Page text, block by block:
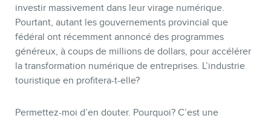
investir massivement dans leur virage numérique.
Pourtant, autant les gouvernements provincial que
fédéral ont récemment annoncé des programmes
généreux, à coups de millions de dollars, pour accélérer
la transformation numérique de entreprises. L’industrie
touristique en profitera-t-elle?
Permettez-moi d’en douter. Pourquoi? C’est une